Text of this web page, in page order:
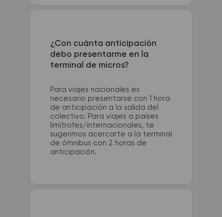
¿Con cuánta anticipación
debo presentarme en la
terminal de micros?
Para viajes nacionales es
necesario presentarse con 1 hora
de anticipación a la salida del
colectivo. Para viajes a países
limítrofes/internacionales, te
sugerimos acercarte a la terminal
de ómnibus con 2 horas de
anticipación.